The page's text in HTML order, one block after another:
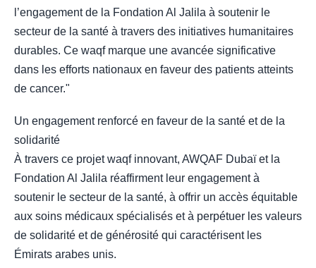
l’engagement de la Fondation Al Jalila à soutenir le
secteur de la santé à travers des initiatives humanitaires
durables. Ce waqf marque une avancée significative
dans les efforts nationaux en faveur des patients atteints
de cancer."
Un engagement renforcé en faveur de la santé et de la
solidarité
À travers ce projet waqf innovant, AWQAF Dubaï et la
Fondation Al Jalila réaffirment leur engagement à
soutenir le secteur de la santé, à offrir un accès équitable
aux soins médicaux spécialisés et à perpétuer les valeurs
de solidarité et de générosité qui caractérisent les
Émirats arabes unis.